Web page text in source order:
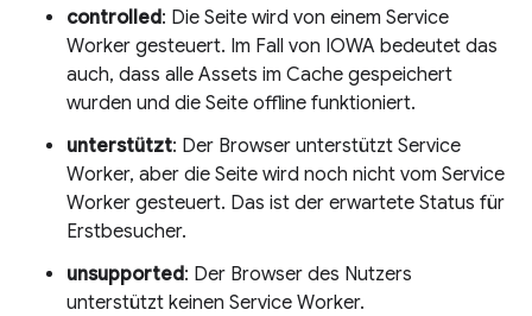
controlled: Die Seite wird von einem Service
Worker gesteuert. Im Fall von IOWA bedeutet das
auch, dass alle Assets im Cache gespeichert
wurden und die Seite offline funktioniert.
unterstützt: Der Browser unterstützt Service
Worker, aber die Seite wird noch nicht vom Service
Worker gesteuert. Das ist der erwartete Status für
Erstbesucher.
unsupported: Der Browser des Nutzers
unterstützt keinen Service Worker.